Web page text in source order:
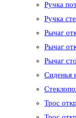
Ручка
Ручка
Рычаг
Рычаг
Рычаг
Сиденья
Трос